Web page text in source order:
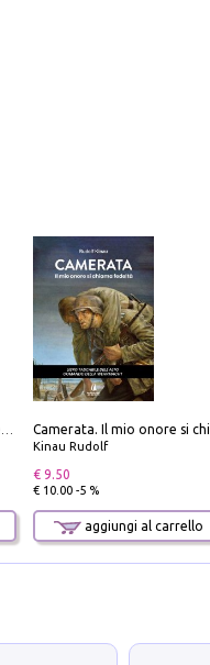
Galleria Borghese. [English edition]
Kinau Rudolf
€ 9.50
€ 10.00 -5 %
aggiungi al carrello